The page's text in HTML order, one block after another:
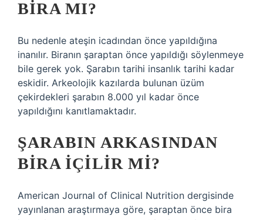
BIRA MI?
Bu nedenle ateşin icadından önce yapıldığına
inanılır. Biranın şaraptan önce yapıldığı söylenmeye
bile gerek yok. Şarabın tarihi insanlık tarihi kadar
eskidir. Arkeolojik kazılarda bulunan üzüm
çekirdekleri şarabın 8.000 yıl kadar önce
yapıldığını kanıtlamaktadır.
ŞARABIN ARKASINDAN
BIRA IÇILIR MI?
American Journal of Clinical Nutrition dergisinde
yayınlanan araştırmaya göre, şaraptan önce bira